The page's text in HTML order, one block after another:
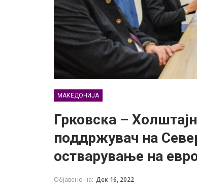
МАКЕДОНИЈА
Грковска –
поддржувач на
остварување на
Објавено на: Дек 16, 2022